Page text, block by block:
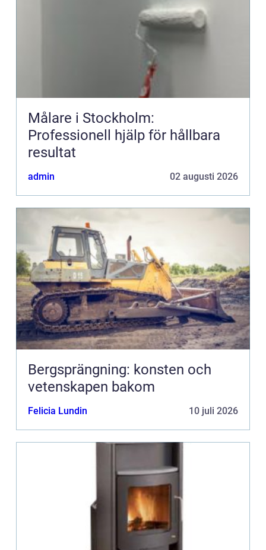
Målare i Stockholm:
Professionell hjälp för hållbara
resultat
admin 02 augusti 2026
Bergsprängning: konsten och
vetenskapen bakom
Felicia Lundin 10 juli 2026